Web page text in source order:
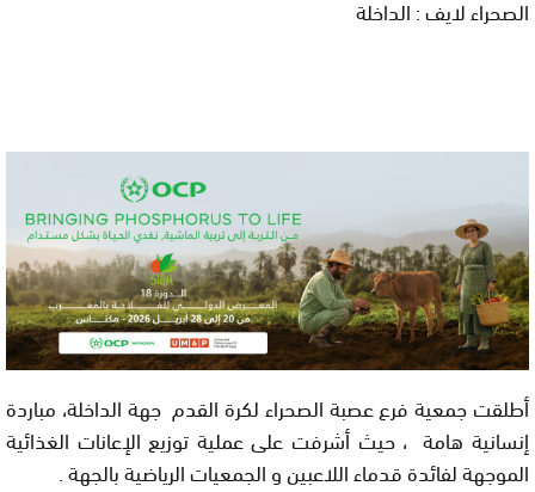
الصحراء لايف : الداخلة
أطلقت جمعية فرع عصبة الصحراء لكرة القدم جهة الداخلة، مباردة
إنسانية هامة ، حيث أشرفت على عملية توزيع الإعانات الغذائية
الموجهة لفائدة قدماء اللاعبين و الجمعيات الرياضية بالجهة .